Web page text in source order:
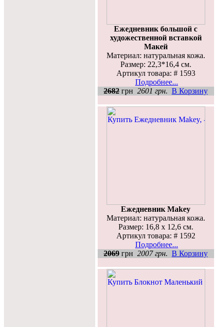
Ежедневник большой с
художественной вставкой
Макей
Материал: натуральная кожа.
Размер: 22,3*16,4 см.
Артикул товара: # 1593
Подробнее...
2682 грн 2601 грн. В Корзину
Ежедневник Makey
Материал: натуральная кожа.
Размер: 16,8 х 12,6 см.
Артикул товара: # 1592
Подробнее...
2069 грн 2007 грн. В Корзину